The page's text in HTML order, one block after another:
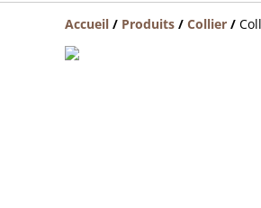
Accueil / Produits / Collier /